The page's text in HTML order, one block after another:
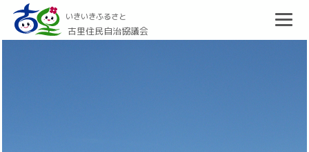
いきいきふるさと
古里住民自治協議会